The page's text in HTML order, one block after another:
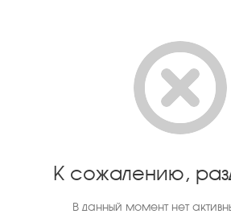
К сожалению,
В данный момент нет